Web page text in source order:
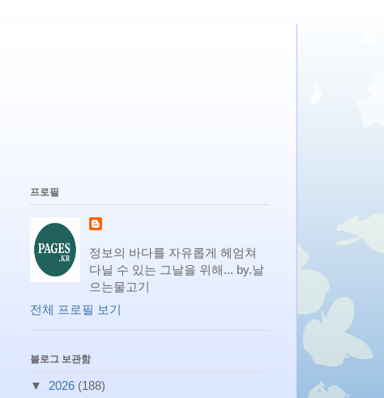
프로필
정보의 바다를 자유롭게 헤엄쳐
다닐 수 있는 그날을 위해... by.날
으는물고기
전체 프로필 보기
블로그 보관함
▼ 2026 (188)